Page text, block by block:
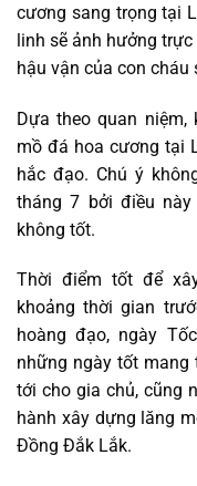
cương sang trọng tại
linh sẽ ảnh hưởng
hậu vận của con cháu
Dựa theo quan niệm,
mồ đá hoa cương tại
hắc đạo. Chú ý
tháng 7 bởi điều
không tốt.
Thời điểm tốt để
khoảng thời gian
hoàng đạo, ngày
những ngày tốt
tới cho gia chủ, cũng
hành xây dựng lăng
Đồng Đắk Lắk.